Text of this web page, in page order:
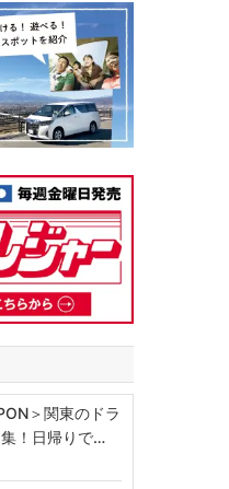
＞関東のドラ
！日帰りで…